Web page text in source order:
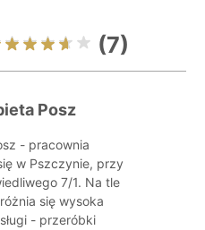
(7)
Posz
- pracownia
w Pszczynie, przy
7/1. Na tle
się wysoka
- przeróbki